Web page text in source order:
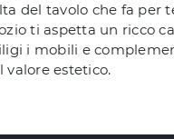
del tavolo che fa per
ti aspetta un ricco
i mobili e
valore estetico.